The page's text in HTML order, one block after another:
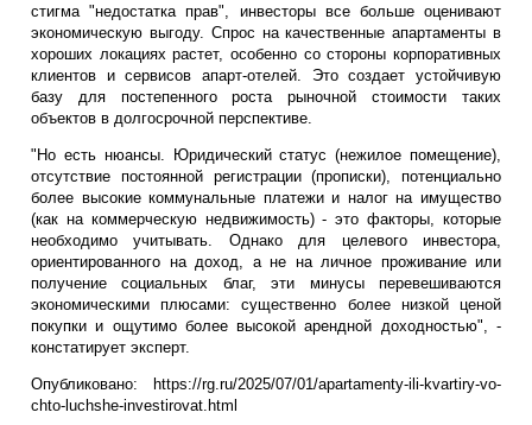
стигма "недостатка прав", инвесторы все больше оценивают
экономическую выгоду. Спрос на качественные апартаменты в
хороших локациях растет, особенно со стороны корпоративных
клиентов и сервисов апарт-отелей. Это создает устойчивую
базу для постепенного роста рыночной стоимости таких
объектов в долгосрочной перспективе.
"Но есть нюансы. Юридический статус (нежилое помещение),
отсутствие постоянной регистрации (прописки), потенциально
более высокие коммунальные платежи и налог на имущество
(как на коммерческую недвижимость) - это факторы, которые
необходимо учитывать. Однако для целевого инвестора,
ориентированного на доход, а не на личное проживание или
получение социальных благ, эти минусы перевешиваются
экономическими плюсами: существенно более низкой ценой
покупки и ощутимо более высокой арендной доходностью", -
констатирует эксперт.
Опубликовано: https://rg.ru/2025/07/01/apartamenty-ili-kvartiry-vo-
chto-luchshe-investirovat.html